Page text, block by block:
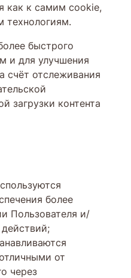
как к самим cookie,
технологиям.
быстрого
и для улучшения
счёт отслеживания
загрузки контента
более
Пользователя и/
от
через